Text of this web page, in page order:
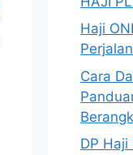
Haji
Cara
DP